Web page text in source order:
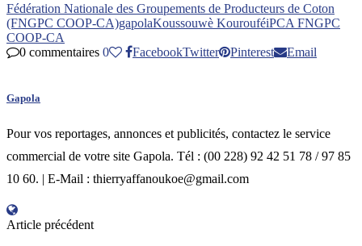
Fédération Nationale des Groupements de Producteurs de Coton
(FNGPC COOP-CA)gapolaKoussouwè KourouféiPCA FNGPC
COOP-CA
0 commentaires 0 FacebookTwitter Pinterest Email
Gapola
Pour vos reportages, annonces et publicités, contactez le service
commercial de votre site Gapola. Tél : (00 228) 92 42 51 78 / 97 85
10 60. | E-Mail : thierryaffanoukoe@gmail.com
Article précédent